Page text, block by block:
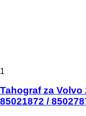
1
Tahograf za Volvo
85021872 /